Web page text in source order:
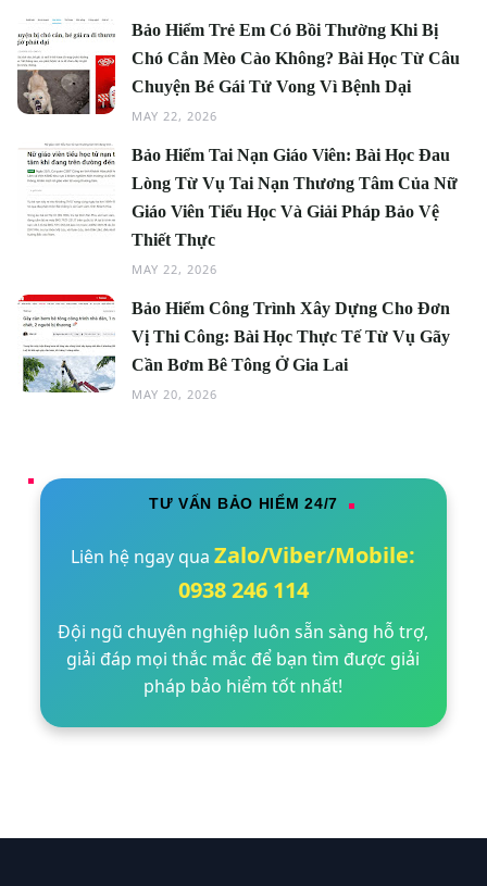
Bảo Hiểm Trẻ Em Có Bồi Thường Khi Bị
Chó Cắn Mèo Cào Không? Bài Học Từ Câu
Chuyện Bé Gái Tử Vong Vì Bệnh Dại
MAY 22, 2026
Bảo Hiểm Tai Nạn Giáo Viên: Bài Học Đau
Lòng Từ Vụ Tai Nạn Thương Tâm Của Nữ
Giáo Viên Tiểu Học Và Giải Pháp Bảo Vệ
Thiết Thực
MAY 22, 2026
Bảo Hiểm Công Trình Xây Dựng Cho Đơn
Vị Thi Công: Bài Học Thực Tế Từ Vụ Gãy
Cần Bơm Bê Tông Ở Gia Lai
MAY 20, 2026
TƯ VẤN BẢO HIỂM 24/7
Liên hệ ngay quaZalo/Viber/Mobile:
0938 246 114
Đội ngũ chuyên nghiệp luôn sẵn sàng hỗ trợ,
giải đáp mọi thắc mắc để bạn tìm được giải
pháp bảo hiểm tốt nhất!